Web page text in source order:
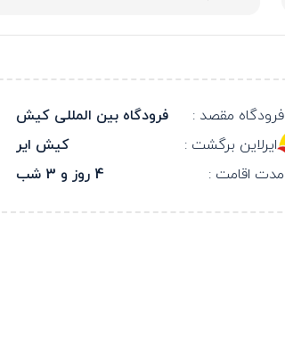
فرودگاه مقصد :
فرودگاه بین المللی کیش
ایرلاین برگشت :
کیش ایر
مدت اقامت : 4 روز و 3 شب